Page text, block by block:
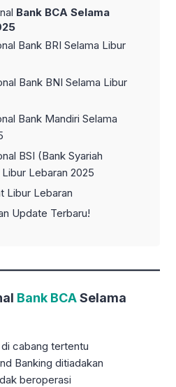
Bank BCA Selama
Bank BRI Selama Libur
Bank BNI Selama Libur
Bank Mandiri Selama
BSI (Bank Syariah
Lebaran 2025
Libur Lebaran
Update Terbaru!
Bank BCASelama
cabang tertentu
Banking ditiadakan
beroperasi